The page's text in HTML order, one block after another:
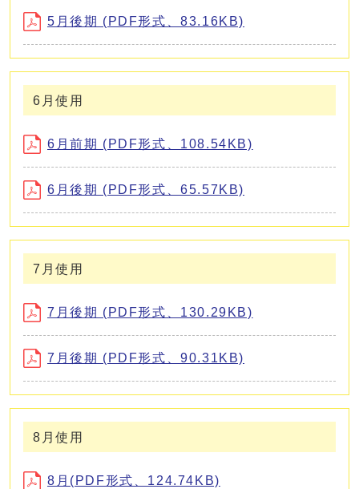
5月後期 (PDF形式、83.16KB)
6月使用
6月前期 (PDF形式、108.54KB)
6月後期 (PDF形式、65.57KB)
7月使用
7月後期 (PDF形式、130.29KB)
7月後期 (PDF形式、90.31KB)
8月使用
8月(PDF形式、124.74KB)